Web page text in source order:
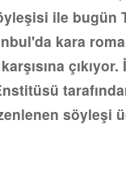
ile bugün
kara
söyleşi